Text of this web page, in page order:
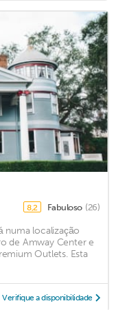
8,2 Fabuloso (26)
numa localização
de Amway Center e
Outlets. Esta
Verifique a disponibilidade